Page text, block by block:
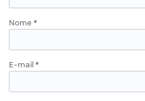
Nome *
E-mail *